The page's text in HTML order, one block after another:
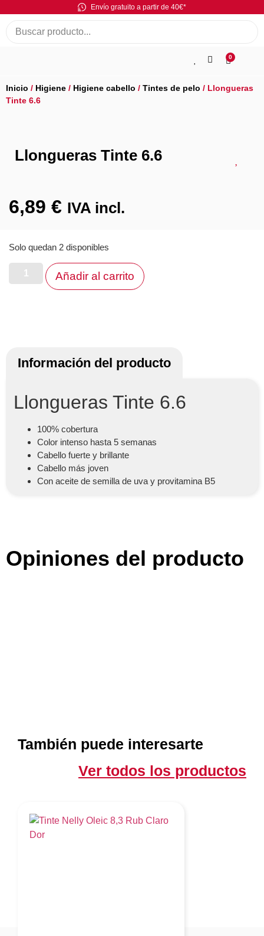
Envío gratuito a partir de 40€*
0
Inicio / Higiene / Higiene cabello / Tintes de pelo / Llongueras
Tinte 6.6
Llongueras Tinte 6.6
6,89 € IVA incl.
Solo quedan 2 disponibles
Añadir al carrito
Información del producto
Llongueras Tinte 6.6
100% cobertura
Color intenso hasta 5 semanas
Cabello fuerte y brillante
Cabello más joven
Con aceite de semilla de uva y provitamina B5
Opiniones del producto
También puede interesarte
Ver todos los productos